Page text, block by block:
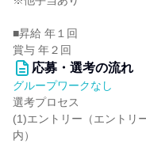
■昇給 年１回
賞与 年２回
応募・選考の流れ
グループワークなし
選考プロセス
(1)エントリー（エントリ
内）